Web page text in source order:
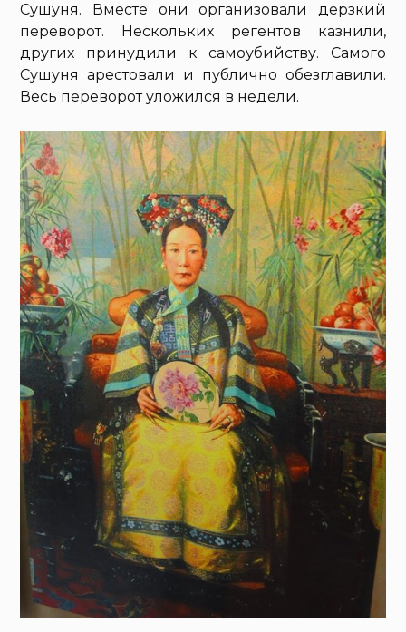
Сушуня. Вместе они организовали дерзкий
переворот. Нескольких регентов казнили,
других принудили к самоубийству. Самого
Сушуня арестовали и публично обезглавили.
Весь переворот уложился в недели.